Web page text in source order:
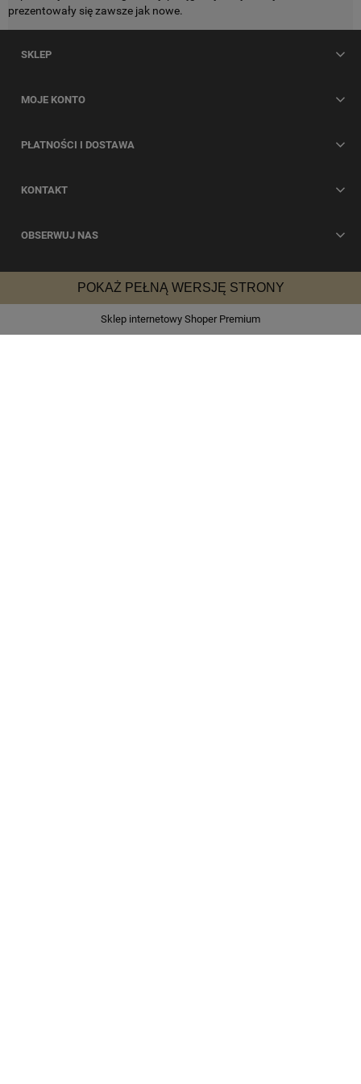
prezentowały się zawsze jak nowe.
SKLEP
MOJE KONTO
PŁATNOŚCI I DOSTAWA
KONTAKT
OBSERWUJ NAS
POKAŻ PEŁNĄ WERSJĘ STRONY
Sklep internetowy Shoper Premium